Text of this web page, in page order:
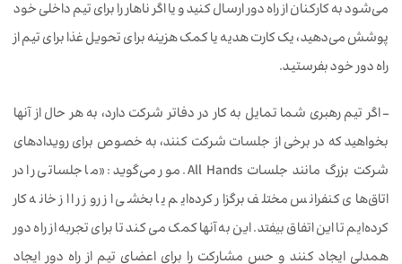
می‌شود به کارکنان از راه دور ارسال کنید و یا اگر ناهار را برای تیم داخلی خود
پوشش می‌دهید، یک کارت هدیه یا کمک هزینه برای تحویل غذا برای تیم از
راه دور خود بفرستید.
– اگر تیم رهبری شما تمایل به کار در دفاتر شرکت دارد، به هر حال از آنها
بخواهید که در برخی از جلسات شرکت کنند، به خصوص برای رویدادهای
شرکت بزرگ مانند جلسات All Hands. مور می‌گوید: «ما جلساتی را در
اتاق‌های کنفرانس مختلف برگزار کرده‌ایم یا بخشی از روز را از خانه کار
کرده‌ایم تا این اتفاق بیفتد. این به آنها کمک می کند تا برای تجربه از راه دور
همدلی ایجاد کنند و حس مشارکت را برای اعضای تیم از راه دور ایجاد